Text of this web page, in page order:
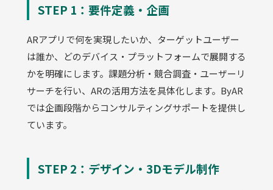
STEP 1：要件定義・企画
ARアプリで何を実現したいか、ターゲットユーザー
は誰か、どのデバイス・プラットフォームで展開する
かを明確にします。課題分析・競合調査・ユーザーリ
サーチを行い、ARの活用方法を具体化します。ByAR
では企画段階からコンサルティングサポートを提供し
ています。
STEP 2：デザイン・3Dモデル制作